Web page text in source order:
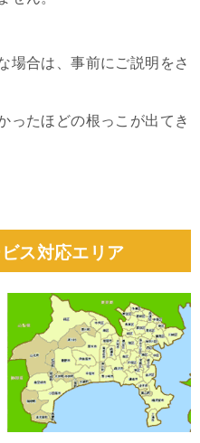
場合は、事前にご説明をさ
ったほどの根っこが出てき
ス対応エリア